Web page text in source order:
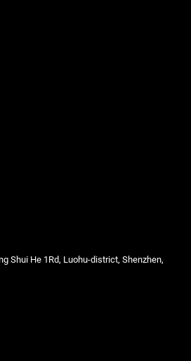
Shui He 1Rd, Luohu-district, Shenzhen,